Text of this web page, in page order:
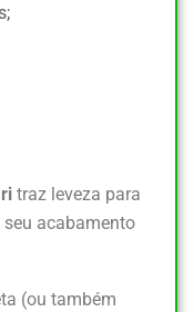
traz leveza para
acabamento
(ou também